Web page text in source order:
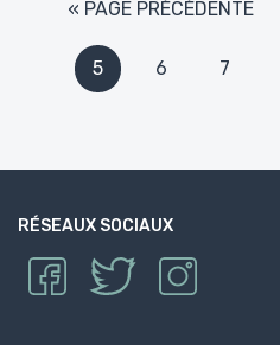
« PAGE PRÉCÉDENTE
5 6 7
RÉSEAUX SOCIAUX